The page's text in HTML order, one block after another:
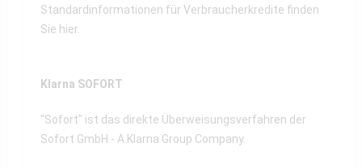
Standardinformationen für Verbraucherkredite finden
Sie hier.
Klarna SOFORT
"Sofort" ist das direkte Überweisungsverfahren der
Sofort GmbH - A Klarna Group Company.